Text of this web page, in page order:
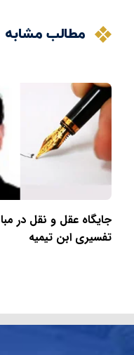
مطالب مشابه
جایگاه عقل و نقل در
تفسیری ابن تیمیه